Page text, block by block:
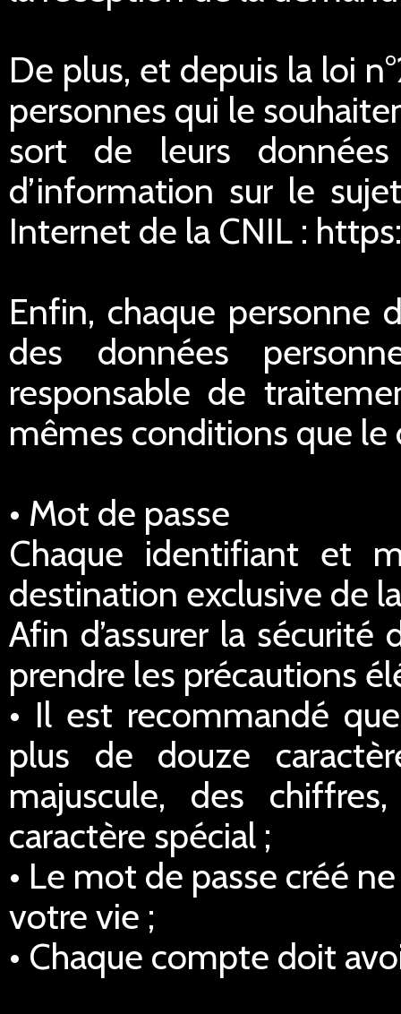
De plus, et depuis la loi
personnes qui le
sort de leurs
d’information sur le
Internet de la CNIL :
Enfin, chaque personne
des données
responsable de
mêmes conditions que le
• Mot de passe
Chaque identifiant et
destination exclusive de
Afin d’assurer la
prendre les précautions
• Il est recommandé
plus de douze
majuscule, des
caractère spécial ;
• Le mot de passe créé
votre vie ;
• Chaque compte doit